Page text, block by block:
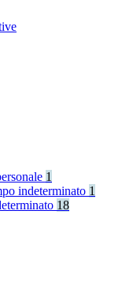
1
indeterminato 1
18